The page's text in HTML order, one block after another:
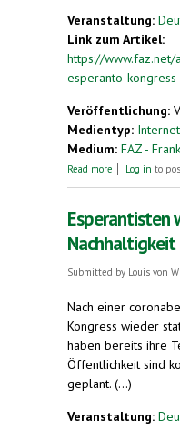
Veranstaltung:
Link zum Artikel:
https://
esperanto-
Veröffentlichung:
Medientyp:
Medium: FAZ -
Read more about
Log in to
Esperantisten
Nachhaltigkeit
Submitted by Louis von
Nach einer
Kongress wieder
haben bereits ihre
Öffentlichkeit sind
geplant. (...)
Veranstaltung: